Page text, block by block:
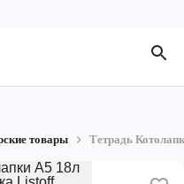
товары Тетрадь